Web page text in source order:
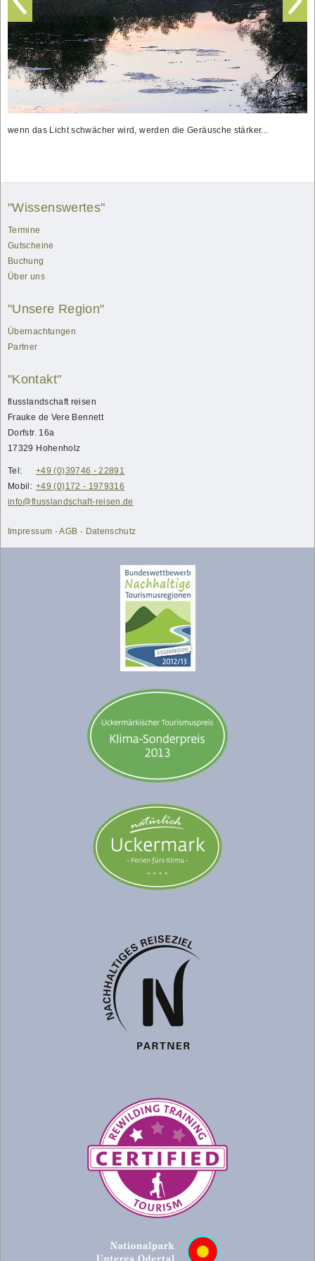
wenn das Licht schwächer wird, werden die Geräusche stärker...
"Wissenswertes"
Termine
Gutscheine
Buchung
Über uns
"Unsere Region"
Übernachtungen
Partner
"Kontakt"
flusslandschaft reisen
Frauke de Vere Bennett
Dorfstr. 16a
17329 Hohenholz
Tel:
+49 (0)39746 - 22891
Mobil: +49 (0)172 - 1979316
info@flusslandschaft-reisen.de
Impressum ·AGB · Datenschutz